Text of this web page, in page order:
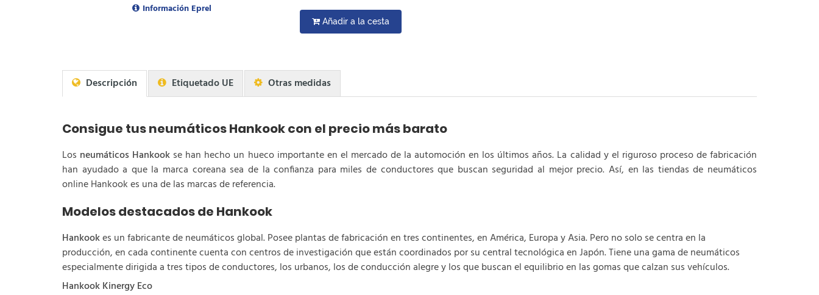
Información Eprel
Añadir a la cesta
Descripción Etiquetado UE Otras medidas
Consigue tus neumáticos Hankook con el precio más barato
Los neumáticos Hankook se han hecho un hueco importante en el mercado de la automoción en los últimos años. La calidad y el riguroso proceso de fabricación
han ayudado a que la marca coreana sea de la confianza para miles de conductores que buscan seguridad al mejor precio. Así, en las tiendas de neumáticos
online Hankook es una de las marcas de referencia.
Modelos destacados de Hankook
Hankookes un fabricante de neumáticos global. Posee plantas de fabricación en tres continentes, en América, Europa y Asia. Pero no solo se centra en la
producción, en cada continente cuenta con centros de investigación que están coordinados por su central tecnológica en Japón. Tiene una gama de neumáticos
especialmente dirigida a tres tipos de conductores, los urbanos, los de conducción alegre y los que buscan el equilibrio en las gomas que calzan sus vehículos.
Hankook Kinergy Eco